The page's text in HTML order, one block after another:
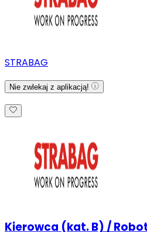
STRABAG
Nie zwlekaj z aplikacją!
Kierowca (kat. B) /